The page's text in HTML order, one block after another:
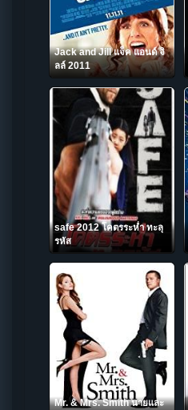
Jack and Jill แจ็ค แอนด์ จิ
ลล์ 2011
safe 2012 โคตรระห่ำ ทะลุ
รหัส
Mr. & Mrs. Smith นายและ